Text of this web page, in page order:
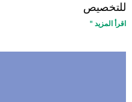
للتخصيص
اقرأ المزيد "